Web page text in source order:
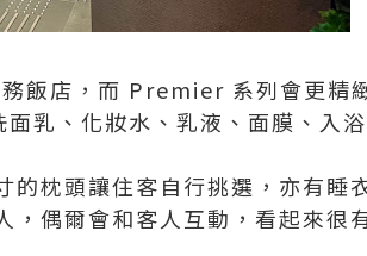
飯店，而 Premier 系列會更精
乳、化妝水、乳液、面膜、入浴
枕頭讓住客自行挑選，亦有睡
偶爾會和客人互動，看起來很